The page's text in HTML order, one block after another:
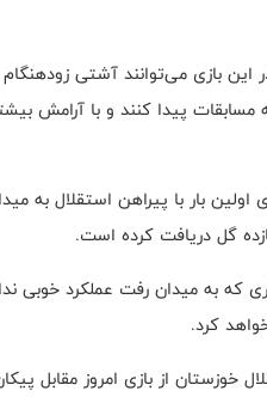
بازی می‌توانند آشتی زودهنگام
پیدا کنند و با آرامش
بار با پیراهن استقلال به
گل دریافت کرده است.
که به میدان رفت عملکرد خوبی
کرد.
خوزستان از بازی امروز مقابل